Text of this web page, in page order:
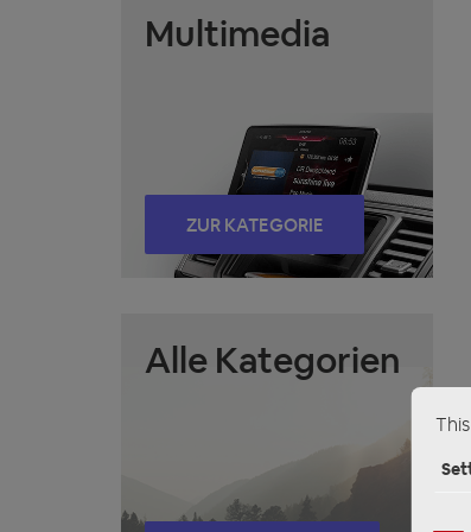
Multimedia
ZUR KATEGORIE
Alle Kategorien